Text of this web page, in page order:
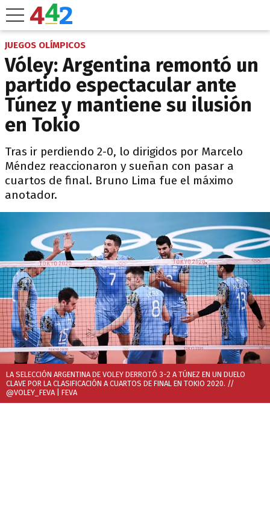
JUEGOS OLÍMPICOS
Vóley: Argentina remontó un
partido espectacular ante
Túnez y mantiene su ilusión
en Tokio
Tras ir perdiendo 2-0, lo dirigidos por Marcelo
Méndez reaccionaron y sueñan con pasar a
cuartos de final. Bruno Lima fue el máximo
anotador.
LA SELECCIÓN ARGENTINA DE VOLEY DERROTÓ 3-2 A TÚNEZ EN UN DUELO
CLAVE POR LA CLASIFICACIÓN A CUARTOS DE FINAL EN TOKIO 2020. //
@VOLEY_FEVA | FEVA